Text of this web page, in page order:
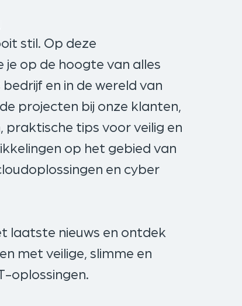
stil. Op deze
je op de hoogte van alles
en in de wereld van
projecten bij onze klanten,
praktische tips voor veilig en
op het gebied van
en cyber
laatste nieuws en ontdek
met veilige, slimme en
oplossingen.